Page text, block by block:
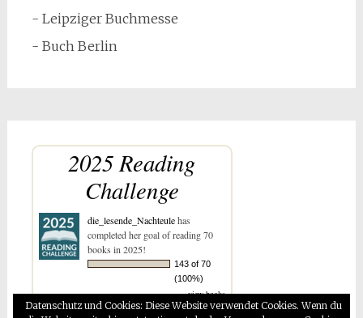
- Leipziger Buchmesse
- Buch Berlin
2025 Reading
Challenge
die_lesende_Nachteulehas
completed her goal of reading 70
books in 2025!
143 of 70
(100%)
view books
Datenschutz und Cookies: Diese Website verwendet Cookies. Wenn du